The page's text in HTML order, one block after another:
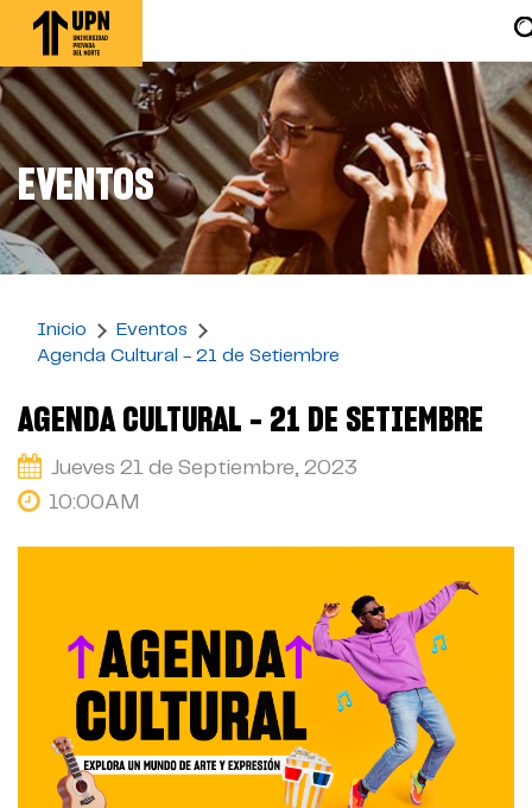
Pasar
contenido
principal
EVENTOS
Inicio
Eventos
Agenda Cultural - 21 de Setiembre
AGENDA CULTURAL - 21 DE SETIEMBRE
Jueves 21 de Septiembre, 2023
10:00AM